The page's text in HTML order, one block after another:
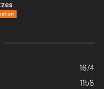
1674
1158